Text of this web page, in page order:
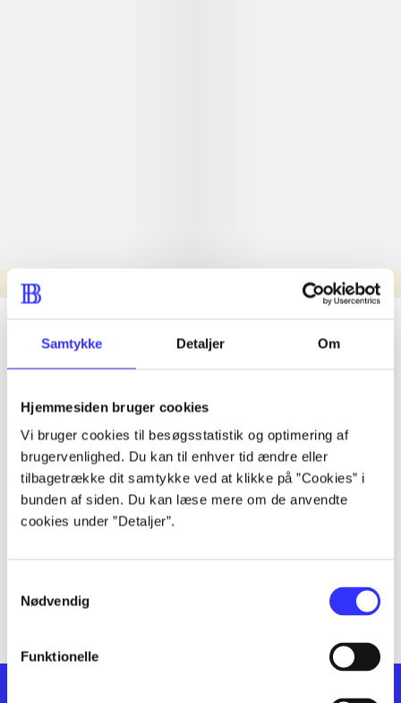
Samtykke Detaljer Om
Hjemmesiden bruger cookies
Vi bruger cookies til besøgsstatistik og optimering af
brugervenlighed. Du kan til enhver tid ændre eller
tilbagetrække dit samtykke ved at klikke på ”Cookies” i
bunden af siden. Du kan læse mere om de anvendte
cookies under ”Detaljer”.
Nødvendig
Funktionelle
Nyhed
lorem ipsum dolor sit amet ...
lorem ipsum dolor sit amet ...
lorem ipsum dolor sit amet ...
lorem ipsum dolor sit amet ...
lorem ipsum dolor sit amet ...
lorem ipsum dolor sit amet ...
lorem ipsum dolor sit amet ...